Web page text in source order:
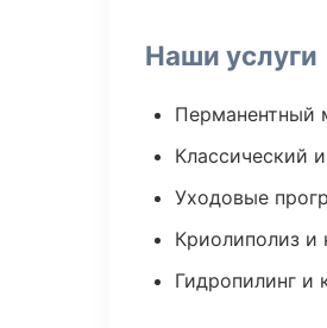
Наши услуги
Перманентный
Классический
Уходовые
Криолиполиз и
Гидропилинг и